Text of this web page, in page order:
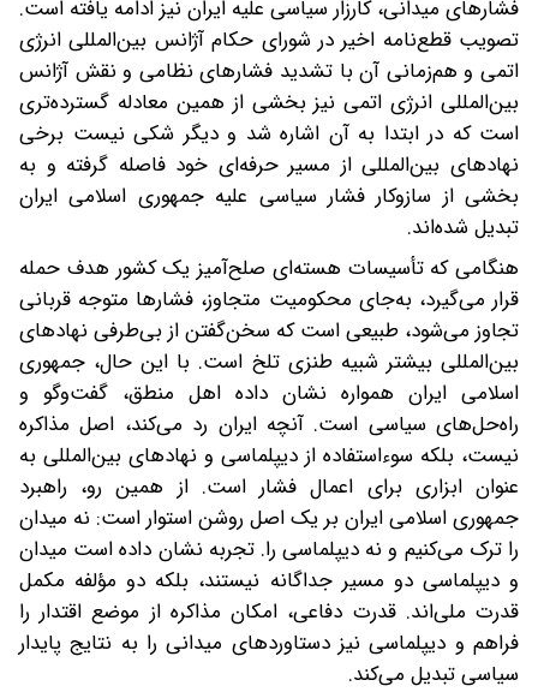
فشارهای میدانی، کارزار سیاسی علیه ایران نیز ادامه یافته است.
تصویب قطع‌نامه اخیر در شورای حکام آژانس بین‌المللی انرژی
اتمی و هم‌زمانی آن با تشدید فشارهای نظامی و نقش آژانس
بین‌المللی انرژی اتمی نیز بخشی از همین معادله گسترده‌تری
است که در ابتدا به آن اشاره شد و دیگر شکی نیست برخی
نهادهای بین‌المللی از مسیر حرفه‌ای خود فاصله گرفته و به
بخشی از سازوکار فشار سیاسی علیه جمهوری اسلامی ایران
تبدیل شده‌اند.
هنگامی که تأسیسات هسته‌ای صلح‌آمیز یک کشور هدف حمله
قرار می‌گیرد، به‌جای محکومیت متجاوز، فشارها متوجه قربانی
تجاوز می‌شود، طبیعی است که سخن‌گفتن از بی‌طرفی نهادهای
بین‌المللی بیشتر شبیه طنزی تلخ است. با این حال، جمهوری
اسلامی ایران همواره نشان داده اهل منطق، گفت‌وگو و
راه‌حل‌های سیاسی است. آنچه ایران رد می‌کند، اصل مذاکره
نیست، بلکه سوءاستفاده از دیپلماسی و نهادهای بین‌المللی به
عنوان ابزاری برای اعمال فشار است. از همین رو، راهبرد
جمهوری اسلامی ایران بر یک اصل روشن استوار است: نه میدان
را ترک می‌کنیم و نه دیپلماسی را. تجربه نشان داده است میدان
و دیپلماسی دو مسیر جداگانه نیستند، بلکه دو مؤلفه مکمل
قدرت ملی‌اند. قدرت دفاعی، امکان مذاکره از موضع اقتدار را
فراهم و دیپلماسی نیز دستاوردهای میدانی را به نتایج پایدار
سیاسی تبدیل می‌کند.